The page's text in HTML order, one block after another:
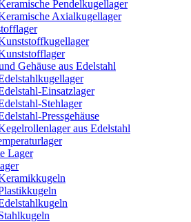
Pendelkugellager
Axialkugellager
Gehäuse aus Edelstahl
Einsatzlager
Stehlager
Pressgehäuse
aus Edelstahl
Lager